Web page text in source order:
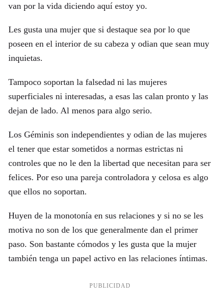
van por la vida diciendo aquí estoy yo.
Les gusta una mujer que si destaque sea por lo que
poseen en el interior de su cabeza y odian que sean muy
inquietas.
Tampoco soportan la falsedad ni las mujeres
superficiales ni interesadas, a esas las calan pronto y las
dejan de lado. Al menos para algo serio.
Los Géminis son independientes y odian de las mujeres
el tener que estar sometidos a normas estrictas ni
controles que no le den la libertad que necesitan para ser
felices. Por eso una pareja controladora y celosa es algo
que ellos no soportan.
Huyen de la monotonía en sus relaciones y si no se les
motiva no son de los que generalmente dan el primer
paso. Son bastante cómodos y les gusta que la mujer
también tenga un papel activo en las relaciones íntimas.